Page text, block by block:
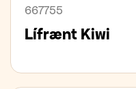
667755
Lífrænt Kiwi